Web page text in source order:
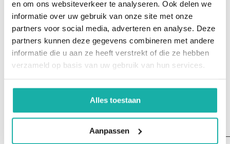
en om ons websiteverkeer te analyseren. Ook delen we
informatie over uw gebruik van onze site met onze
partners voor social media, adverteren en analyse. Deze
partners kunnen deze gegevens combineren met andere
informatie die u aan ze heeft verstrekt of die ze hebben
verzameld op basis van uw gebruik van hun services.
Alles toestaan
Aanpassen
Bij een bloedonderzoek worden stoffen in je bloed
gemeten en vergeleken met de referentiewaarden voor
jouw geslacht en leeftijd. Daaruit blijkt hoe je organen
en je bloed ervoor staan. Een algemene check-up kijkt
in één keer naar tientallen van die waarden. Hieronder
zie je welke waarden het vaakst terugkomen en wat ze
algemeen bloedonderzoek